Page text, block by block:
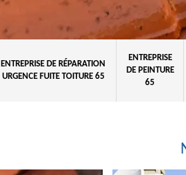
ENTREPRISE DE RÉPARATION
URGENCE FUITE TOITURE 65
ENTREPRISE
DE PEINTURE
65